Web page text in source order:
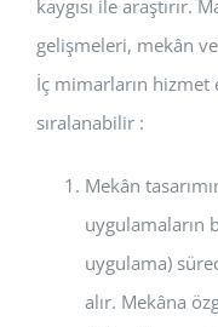
kaygısı ile araştırır.
gelişmeleri, mekân
İç mimarların
sıralanabilir :
Mekân
uygulamaların
uygulama)
alır. Mekâna